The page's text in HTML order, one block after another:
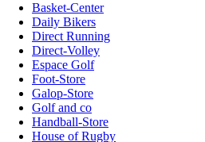
Basket-Center
Daily Bikers
Direct Running
Direct-Volley
Espace Golf
Foot-Store
Galop-Store
Golf and co
Handball-Store
House of Rugby